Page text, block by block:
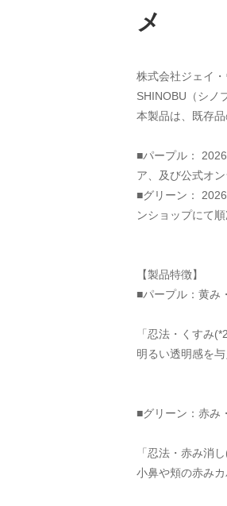
メ
株式会社ジェイ
SHINOBU（シノ
本製品は、既存
■パープル：
ア、及び公式オ
■グリーン：
ンショップにて
【製品特徴】
■パープル：黄み
「忍法・くすみ
明るい透明感を
■グリーン：赤み
「忍法・赤み消し
小鼻や頬の赤み